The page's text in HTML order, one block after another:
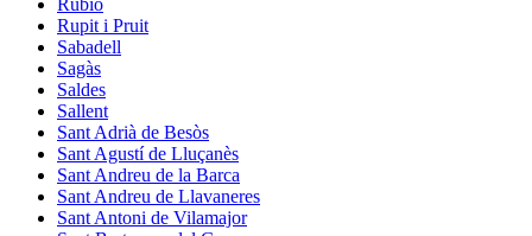
Rupit i Pruit
Sabadell
Sagàs
Saldes
Sallent
Sant Adrià de Besòs
Sant Agustí de Lluçanès
Sant Andreu de la Barca
Sant Andreu de Llavaneres
Sant Antoni de Vilamajor